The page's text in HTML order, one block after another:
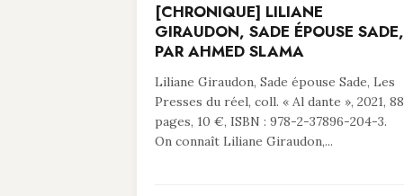
[CHRONIQUE] LILIANE
GIRAUDON, SADE ÉPOUSE SADE,
PAR AHMED SLAMA
Liliane Giraudon, Sade épouse Sade, Les
Presses du réel, coll. « Al dante », 2021, 88
pages, 10 €, ISBN : 978-2-37896-204-3.
On connaît Liliane Giraudon,...